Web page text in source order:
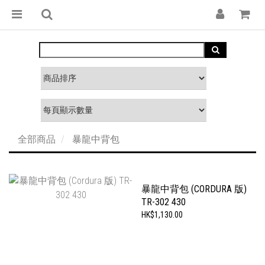
全部商品 暴龍中背包
暴龍中背包 (CORDURA 版)
TR-302 430
HK$1,130.00